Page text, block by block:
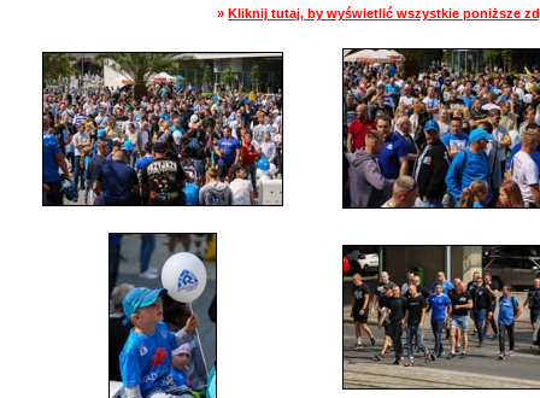
» Kliknij tutaj, by wyświetlić wszystkie poniższe